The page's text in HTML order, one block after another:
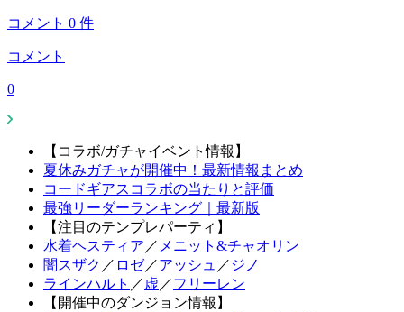
コメント 0 件
コメント
0
【コラボ/ガチャイベント情報】
夏休みガチャが開催中！最新情報まとめ
コードギアスコラボの当たりと評価
最強リーダーランキング｜最新版
【注目のテンプレパーティ】
水着ヘスティア ／ メニット&チャオリン
闇スザク ／ ロゼ／アッシュ ／ ジノ
ラインハルト ／ 虚 ／フリーレン
【開催中のダンジョン情報】